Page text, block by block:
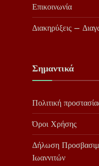
Επικοινωνία
Διακηρύξεις –
Σημαντικά
Πολιτική
Όροι Χρήσης
Δήλωση
Ιωαννιτών